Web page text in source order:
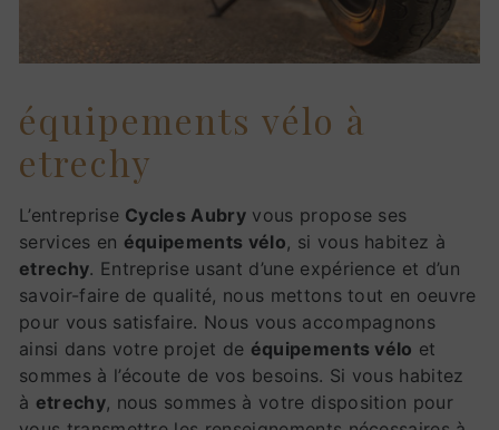
équipements vélo à
etrechy
L’entreprise Cycles Aubry vous propose ses
services en équipements vélo, si vous habitez à
etrechy. Entreprise usant d’une expérience et d’un
savoir-faire de qualité, nous mettons tout en oeuvre
pour vous satisfaire. Nous vous accompagnons
ainsi dans votre projet de équipements vélo et
sommes à l’écoute de vos besoins. Si vous habitez
à etrechy, nous sommes à votre disposition pour